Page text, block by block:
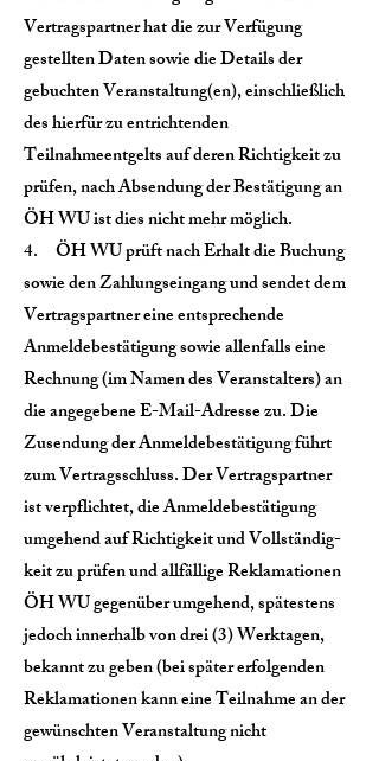
Vertragspartner hat die zur Verfügung
gestellten Daten sowie die Details der
gebuchten Veranstaltung(en), einschließlich
des hierfür zu entrichtenden
Teilnahmeentgelts auf deren Richtigkeit zu
prüfen, nach Absendung der Bestätigung an
ÖH WU ist dies nicht mehr möglich.
4. ÖH WU prüft nach Erhalt die Buchung
sowie den Zahlungseingang und sendet dem
Vertragspartner eine entsprechende
Anmeldebestätigung sowie allenfalls eine
Rechnung (im Namen des Veranstalters) an
die angegebene E-Mail-Adresse zu. Die
Zusendung der Anmeldebestätigung führt
zum Vertragsschluss. Der Vertragspartner
ist verpflichtet, die Anmeldebestätigung
umgehend auf Richtigkeit und Vollständig-
keit zu prüfen und allfällige Reklamationen
ÖH WU gegenüber umgehend, spätestens
jedoch innerhalb von drei (3) Werktagen,
bekannt zu geben (bei später erfolgenden
Reklamationen kann eine Teilnahme an der
gewünschten Veranstaltung nicht